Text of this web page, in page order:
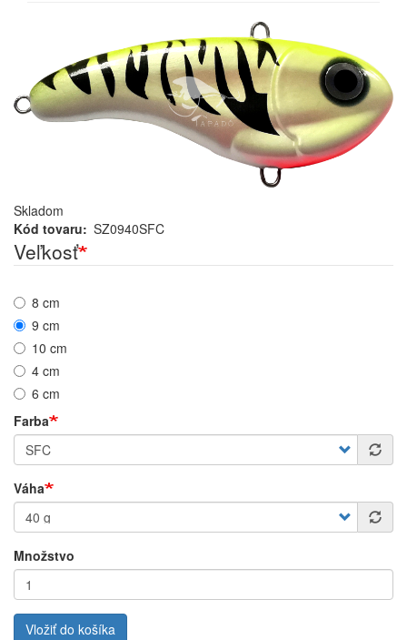
Skladom
Kód tovaru
SZ0940SFC
Veľkosť
8 cm
9 cm
10 cm
4 cm
6 cm
Farba
Váha
Množstvo
Vložiť do košíka